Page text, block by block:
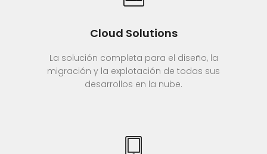
Cloud Solutions
La solución completa para el diseño, la
migración y la explotación de todas sus
desarrollos en la nube.